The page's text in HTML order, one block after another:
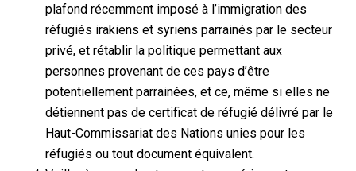
plafond récemment imposé à l’immigration des
réfugiés irakiens et syriens parrainés par le secteur
privé, et rétablir la politique permettant aux
personnes provenant de ces pays d’être
potentiellement parrainées, et ce, même si elles ne
détiennent pas de certificat de réfugié délivré par le
Haut-Commissariat des Nations unies pour les
réfugiés ou tout document équivalent.